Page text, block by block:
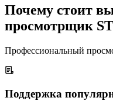
Почему стоит
просмотрщик
Профессиональный
Поддержка